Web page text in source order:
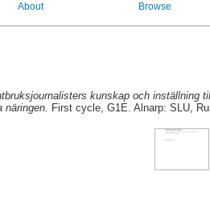
About Browse
kunskap och inställning
näringen. First cycle, G1E. Alnarp: SLU,